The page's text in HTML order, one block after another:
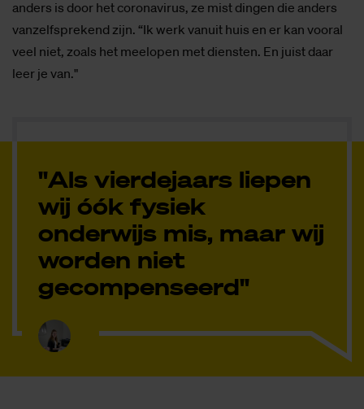
anders is door het coronavirus, ze mist dingen die anders
vanzelfsprekend zijn. “Ik werk vanuit huis en er kan vooral
veel niet, zoals het meelopen met diensten. En juist daar
leer je van."
"Als vierdejaars liepen
wij óók fysiek
onderwijs mis, maar wij
worden niet
gecompenseerd"